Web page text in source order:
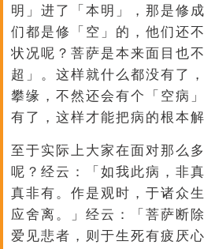
明」进了「本明」，那是修
们都是修「空」的，他们还
状况呢？菩萨是本来面目也
超」。这样就什么都没有了
攀缘，不然还会有个「空病
有了，这样才能把病的根本
至于实际上大家在面对那么
呢？经云：「如我此病，非
真非有。作是观时，于诸众
应舍离。」经云：「菩萨断
爱见悲者，则于生死有疲厌